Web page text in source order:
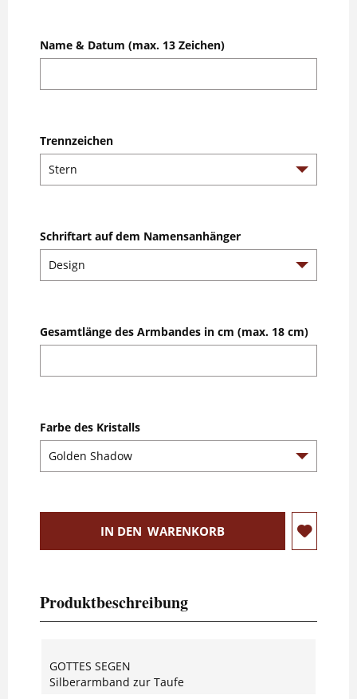
Name & Datum (max. 13 Zeichen)
Trennzeichen
Schriftart auf dem Namensanhänger
Gesamtlänge des Armbandes in cm (max. 18 cm)
Farbe des Kristalls
IN DEN WARENKORB
Produktbeschreibung
GOTTES SEGEN
Silberarmband zur Taufe